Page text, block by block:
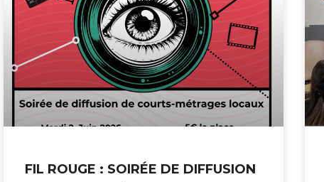
FIL ROUGE : SOIRÉE DE DIFFUSION